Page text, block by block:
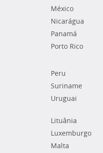
México
Nicarágua
Panamá
Porto Rico
Peru
Suriname
Uruguai
Lituânia
Luxemburgo
Malta